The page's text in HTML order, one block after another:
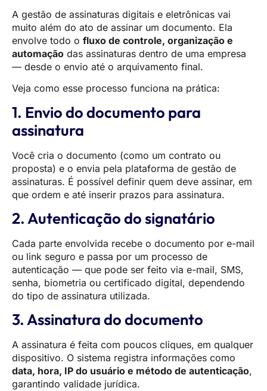
A gestão de assinaturas digitais e eletrônicas vai
muito além do ato de assinar um documento. Ela
envolve todo o fluxo de controle, organização e
automação das assinaturas dentro de uma empresa
— desde o envio até o arquivamento final.
Veja como esse processo funciona na prática:
1. Envio do documento para
assinatura
Você cria o documento (como um contrato ou
proposta) e o envia pela plataforma de gestão de
assinaturas. É possível definir quem deve assinar, em
que ordem e até inserir prazos para assinatura.
2. Autenticação do signatário
Cada parte envolvida recebe o documento por e-mail
ou link seguro e passa por um processo de
autenticação — que pode ser feito via e-mail, SMS,
senha, biometria ou certificado digital, dependendo
do tipo de assinatura utilizada.
3. Assinatura do documento
A assinatura é feita com poucos cliques, em qualquer
dispositivo. O sistema registra informações como
data, hora, IP do usuário e método de autenticação,
garantindo validade jurídica.